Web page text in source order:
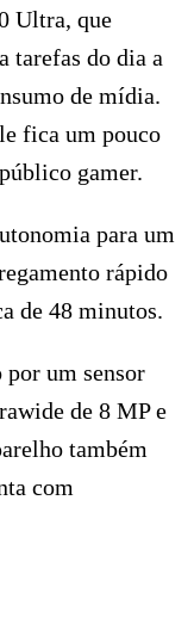
Ultra, que
tarefas do dia a
de mídia.
fica um pouco
gamer.
para um
rápido
de 48 minutos.
por um sensor
de 8 MP e
também
com